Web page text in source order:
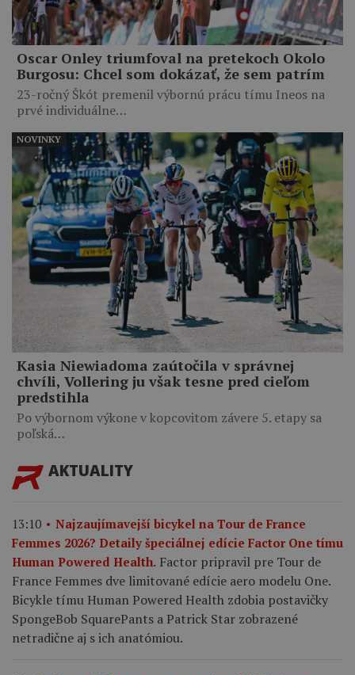
Oscar Onley triumfoval na pretekoch Okolo
Burgosu: Chcel som dokázať, že sem patrím
23-ročný Škót premenil výbornú prácu tímu Ineos na
prvé individuálne…
Kasia Niewiadoma zaútočila v správnej
chvíli, Vollering ju však tesne pred cieľom
predstihla
Po výbornom výkone v kopcovitom závere 5. etapy sa
poľská…
NOVINKY
AKTUALITY
13:10
Najzaujímavejší bicykel na Tour de France
Femmes 2026? Detaily špeciálnej edície Factor One tímu
Human Powered Health. Factor pripravil pre Tour de
France Femmes dve limitované edície aero modelu One.
Bicykle tímu Human Powered Health zdobia postavičky
SpongeBob SquarePants a Patrick Star zobrazené
netradične aj s ich anatómiou.